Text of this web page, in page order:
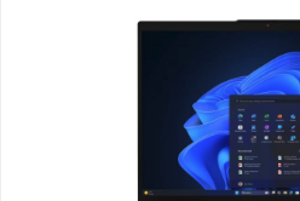
Bildergalerie überspringen